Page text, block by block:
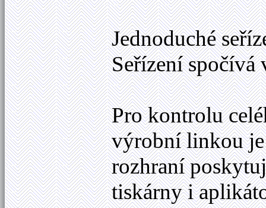
Jednoduché
Seřízení spočívá
Pro kontrolu
výrobní linkou je
rozhraní
tiskárny i